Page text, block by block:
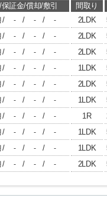
証金/償却/敷引 間取り
/ - / - / - 2LDK
/ - / - / - 2LDK
/ - / - / - 2LDK
/ - / - / - 1LDK
/ - / - / - 2LDK
/ - / - / - 1LDK
/ - / - / - 1R
/ - / - / - 1LDK
/ - / - / - 1LDK
/ - / - / - 2LDK